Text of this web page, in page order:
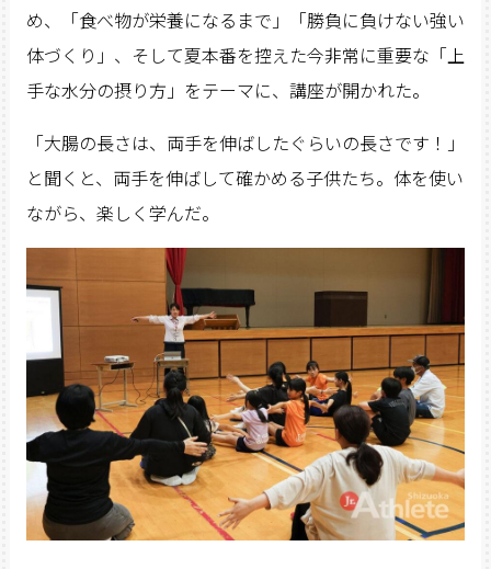
め、「食べ物が栄養になるまで」「勝負に負けない強い
体づくり」、そして夏本番を控えた今非常に重要な「上
手な水分の摂り方」をテーマに、講座が開かれた。
「大腸の長さは、両手を伸ばしたぐらいの長さです！」
と聞くと、両手を伸ばして確かめる子供たち。体を使い
ながら、楽しく学んだ。